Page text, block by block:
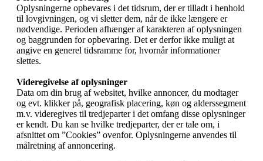
Oplysningerne opbevares i det tidsrum, der er tilladt i henhold
til lovgivningen, og vi sletter dem, når de ikke længere er
nødvendige. Perioden afhænger af karakteren af oplysningen
og baggrunden for opbevaring. Det er derfor ikke muligt at
angive en generel tidsramme for, hvornår informationer
slettes.
Videregivelse af oplysninger
Data om din brug af websitet, hvilke annoncer, du modtager
og evt. klikker på, geografisk placering, køn og alderssegment
m.v. videregives til tredjeparter i det omfang disse oplysninger
er kendt. Du kan se hvilke tredjeparter, der er tale om, i
afsnittet om ”Cookies” ovenfor. Oplysningerne anvendes til
målretning af annoncering.